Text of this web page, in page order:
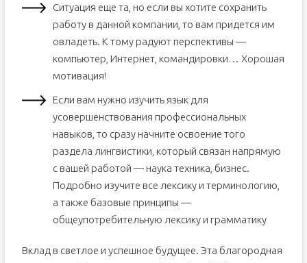
Ситуация еще та, но если вы хотите сохранить
работу в данной компании, то вам придется им
овладеть. К тому радуют перспективы —
компьютер, Интернет, командировки… Хорошая
мотивация!
Если вам нужно изучить язык для
усовершенствования профессиональных
навыков, то сразу начните освоение того
раздела лингвистики, который связан напрямую
с вашей работой — наука техника, бизнес.
Подробно изучите все лексику и терминологию,
а также базовые принципы —
общеупотребительную лексику и грамматику
Вклад в светлое и успешное будущее. Эта благородная